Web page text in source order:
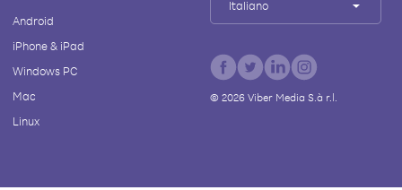
Android
iPhone & iPad
Windows PC
Mac
Linux
Italiano
© 2026Viber Media S.à r.l.